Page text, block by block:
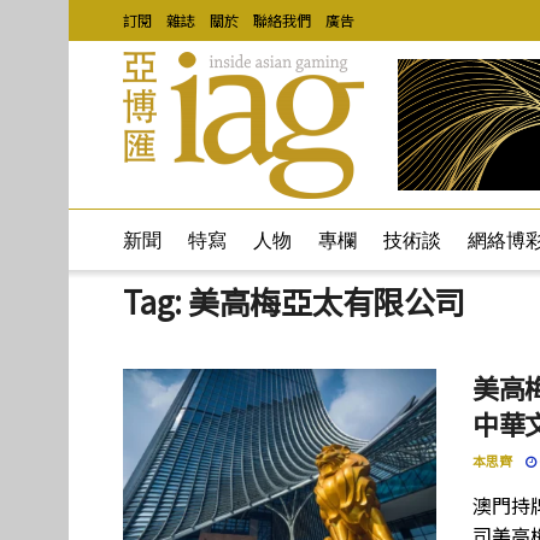
訂閱 雜誌 關於 聯絡我們 廣告
新聞 特寫 人物 專欄 技術談 網絡博
Tag:美高梅亞太有限公司
美高
中華
本思齊
澳門持